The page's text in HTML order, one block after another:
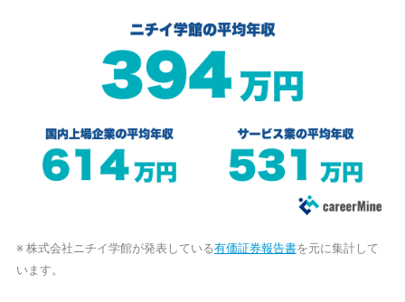
※ 株式会社ニチイ学館が発表している有価証券報告書を元に集計して
います。